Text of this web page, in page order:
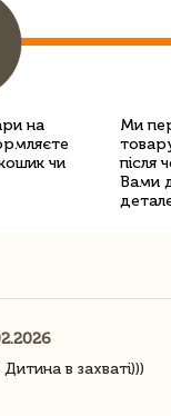
на
чи
Ми
після
Вами
в захваті)))